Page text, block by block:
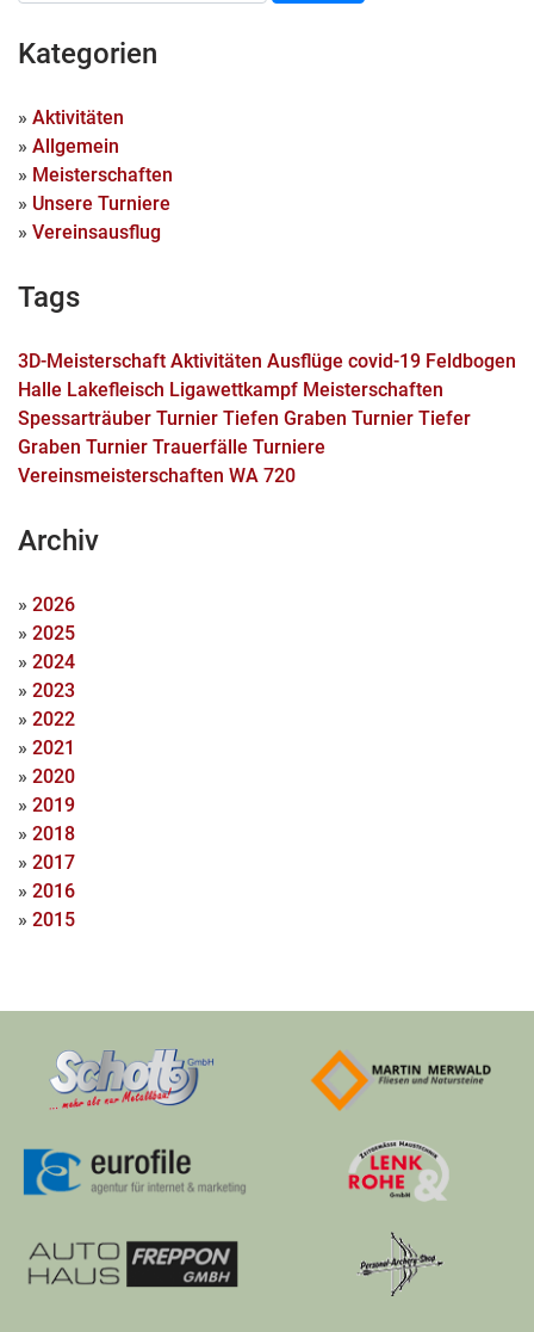
Kategorien
» Aktivitäten
» Allgemein
» Meisterschaften
» Unsere Turniere
» Vereinsausflug
Tags
3D-Meisterschaft Aktivitäten Ausflüge covid-19 Feldbogen
Halle Lakefleisch Ligawettkampf Meisterschaften
Spessarträuber Turnier Tiefen Graben Turnier Tiefer
Graben Turnier Trauerfälle Turniere
Vereinsmeisterschaften WA 720
Archiv
» 2026
» 2025
» 2024
» 2023
» 2022
» 2021
» 2020
» 2019
» 2018
» 2017
» 2016
» 2015